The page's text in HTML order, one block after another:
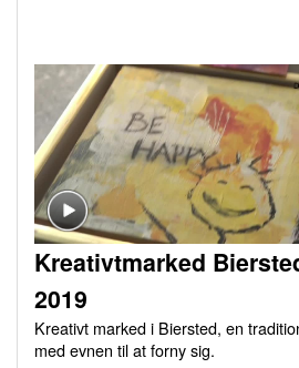
Kreativtmarked
2019
Kreativt marked i Biersted, en
med evnen til at forny sig.